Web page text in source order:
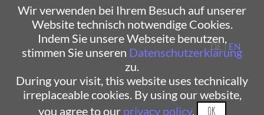
Wir verwenden bei Ihrem Besuch auf unserer
Website technisch notwendige Cookies.
Indem Sie unsere Webseite benutzen,
stimmen Sie unseren Datenschutzerklärung
zu.
During your visit, this website uses technically
irreplaceable cookies. By using our website,
you agree to our privacy policy. OK
DE | EN